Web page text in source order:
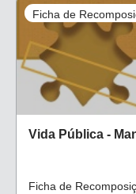
Ficha de
Vida Pública -
Ficha de